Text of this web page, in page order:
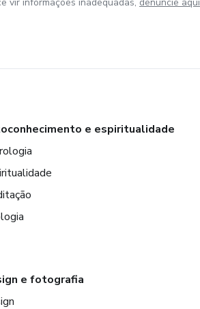
e espiritualidade
e fotografia